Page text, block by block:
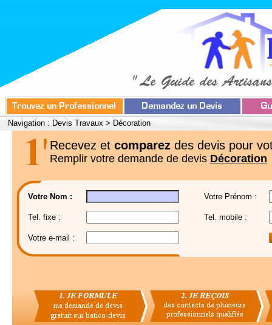
Navigation : Devis Travaux > Décoration
Recevez et comparez des devis pour
Remplir votre demande de devis Décoration
Votre Nom : Votre Prénom :
Tel. fixe : Tel. mobile :
Votre e-mail :